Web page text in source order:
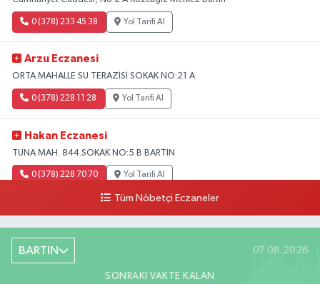
0 (378) 233 45 38 Yol Tarifi Al
Arzu Eczanesi
ORTA MAHALLE SU TERAZİSİ SOKAK NO:21 A
0 (378) 228 11 28 Yol Tarifi Al
Hakan Eczanesi
TUNA MAH. 844.SOKAK NO:5 B BARTIN
0 (378) 228 70 70 Yol Tarifi Al
Tüm Nöbetçi Eczaneler
BARTIN 07.08.2026
SONRAKI VAKTE KALAN